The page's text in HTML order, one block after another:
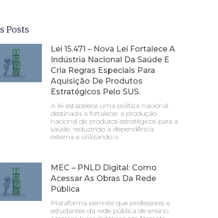
Posts
Lei 15.471 – Nova Lei Fortalece A
Indústria Nacional Da Saúde E
Cria Regras Especiais Para
Aquisição De Produtos
Estratégicos Pelo SUS.
A lei estabelece uma política nacional
destinada a fortalecer a produção
nacional de produtos estratégicos para a
saúde, reduzindo a dependência
externa e utilizando o
MEC – PNLD Digital: Como
Acessar As Obras Da Rede
Pública
Plataforma permite que professores e
estudantes da rede pública de ensino